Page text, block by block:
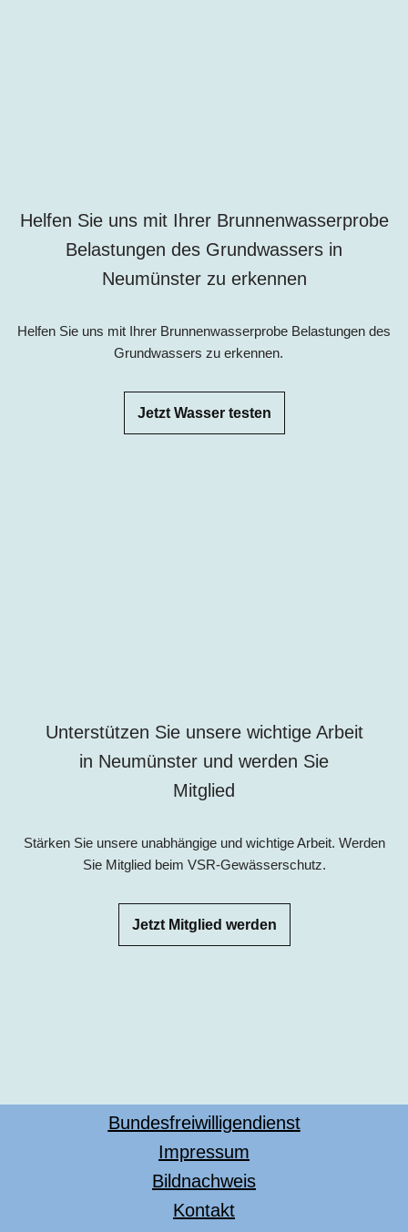
Helfen Sie uns mit Ihrer Brunnenwasserprobe
Belastungen des Grundwassers in
Neumünster zu erkennen
Helfen Sie uns mit Ihrer Brunnenwasserprobe Belastungen des
Grundwassers zu erkennen.
Jetzt Wasser testen
Unterstützen Sie unsere wichtige Arbeit
in Neumünster und werden Sie
Mitglied
Stärken Sie unsere unabhängige und wichtige Arbeit. Werden
Sie Mitglied beim VSR-Gewässerschutz.
Jetzt Mitglied werden
Bundesfreiwilligendienst
Impressum
Bildnachweis
Kontakt